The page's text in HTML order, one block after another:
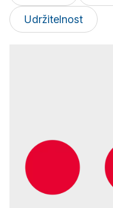
Udržitelnost